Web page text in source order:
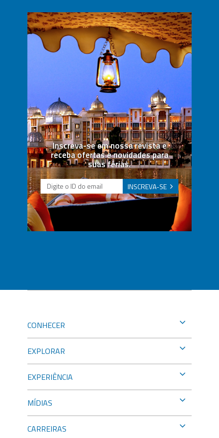
Inscreva-se em nossa revista e
receba ofertas e novidades para
suas férias.
INSCREVA-SE
CONHECER
EXPLORAR
EXPERIÊNCIA
MÍDIAS
CARREIRAS